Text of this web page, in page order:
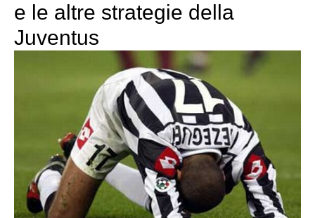
e le altre strategie della
Juventus